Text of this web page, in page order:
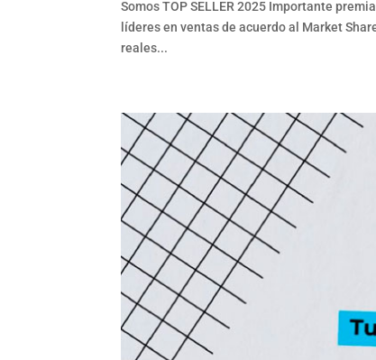
Somos TOP SELLER 2025 Importante
líderes en ventas de acuerdo al Market
reales...